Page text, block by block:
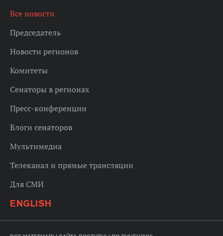
Все новости
Председатель
Новости регионов
Комитеты
Сенаторы в регионах
Пресс-конференции
Блоги сенаторов
Мультимедиа
Телеканал и прямые трансляции
Для СМИ
ENGLISH